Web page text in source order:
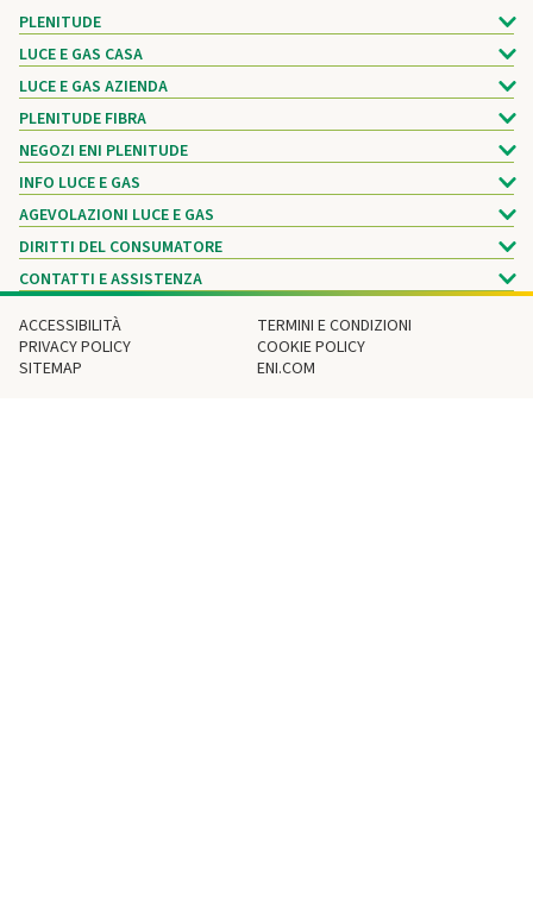
PLENITUDE
LUCE E GAS CASA
LUCE E GAS AZIENDA
PLENITUDE FIBRA
NEGOZI ENI PLENITUDE
INFO LUCE E GAS
AGEVOLAZIONI LUCE E GAS
DIRITTI DEL CONSUMATORE
CONTATTI E ASSISTENZA
ACCESSIBILITÀ
TERMINI E CONDIZIONI
PRIVACY POLICY
COOKIE POLICY
SITEMAP
ENI.COM